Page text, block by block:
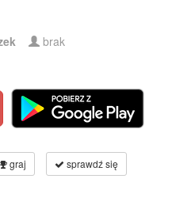
brak
graj sprawdź się